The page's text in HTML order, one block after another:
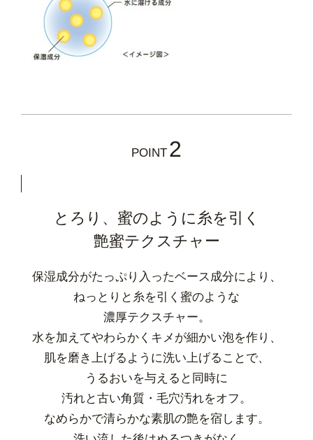
POINT 2
とろり、蜜のように糸を引く
艶蜜テクスチャー
保湿成分がたっぷり入ったベース成分により、
ねっとりと糸を引く蜜のような
濃厚テクスチャー。
水を加えてやわらかくキメが細かい泡を作り、
肌を磨き上げるように洗い上げることで、
うるおいを与えると同時に
汚れと古い角質・毛穴汚れをオフ。
なめらかで清らかな素肌の艶を宿します。